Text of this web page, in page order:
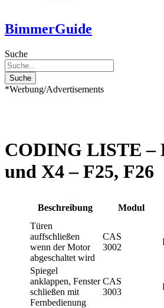
BimmerGuide
Suche
Suche
*Werbung/Advertisements
CODING LISTE –
und X4 – F25, F26
Beschreibung Modul
Türen
auffschließen
wenn der Motor
abgeschaltet wird
CAS
3002
Spiegel
anklappen, Fenster
schließen mit
Fernbedienung
CAS
3003